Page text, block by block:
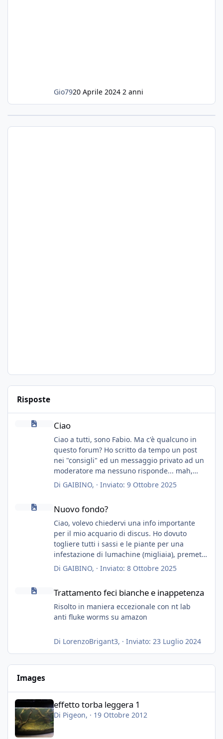
Gio7920 Aprile 2024 2 anni
Risposte
Ciao
Ciao a tutti, sono Fabio. Ma c'è qualcuno in
questo forum? Ho scritto da tempo un post
nei "consigli" ed un messaggio privato ad un
moderatore ma nessuno risponde... mah,
chissà... speravo in un consiglio...
Di GAIBINO, · Inviato: 9 Ottobre 2025
Nuovo fondo?
Nuovo fondo?
Ciao, volevo chiedervi una info importante
per il mio acquario di discus. Ho dovuto
togliere tutti i sassi e le piante per una
infestazione di lumachine (migliaia), premetto
che ho 3 discus, 8 coridoras, e una ventina di
cardinali, e tre pulitori in una vasca con 200
Ho già tolto migliaia di lumachine e non
esagero.
Ora vorrei togliere tutto il fondo che ho, scuro
che fatico a togliere senza rimuovere il fondo.
Vorrei quindi togliere tutto (il fondo dopo
nel caso sia troppo estrema dopo un fondo
color terra di siena bruciata).
Posso togliere il fondo magari piano piano, in
piu giorni, ed inserire la sabbia nuova (senza
nessun tipo di fretta), evitando di togliere i
Di GAIBINO, · Inviato: 8 Ottobre 2025
Trattamento feci bianche e inappetenza
Trattamento feci bianche e inappetenza
Risolto in maniera eccezionale con nt lab
anti fluke worms su amazon
Di LorenzoBrigant3, · Inviato: 23 Luglio 2024
Images
effetto torba leggera 1
Di Pigeon, · 19 Ottobre 2012